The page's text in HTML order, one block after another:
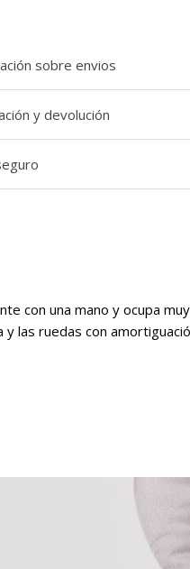
sobre envios
y devolución
con una mano y ocupa
ruedas con